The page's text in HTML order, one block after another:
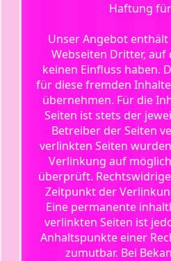
Haftung
Unser Angebot
Webseiten Dritter,
keinen Einfluss haben.
für diese fremden
übernehmen. Für die
Seiten ist stets der
Betreiber der Seiten
verlinkten Seiten
Verlinkung auf
überprüft.
Zeitpunkt der
Eine permanente
verlinkten Seiten ist
Anhaltspunkte einer
zumutbar. Bei